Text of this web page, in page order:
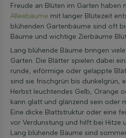
Freude an Blüten im Garten haben
Alleebäume mit langer Blütezeit
blühenden Gartenbäume sind oft
Bäume und wichtige Zierbäume
Lang blühende Bäume bringen
Garten. Die Blätter spielen dabei
runde, eiförmige oder gelappte
sind sie frischgrün bis dunkelgrün,
Herbst leuchtendes Gelb, Orange
kann glatt und glänzend sein oder
Eine dicke Blattstruktur oder eine
vor Verdunstung und hilft bei Hitze
Lang blühende Bäume sind